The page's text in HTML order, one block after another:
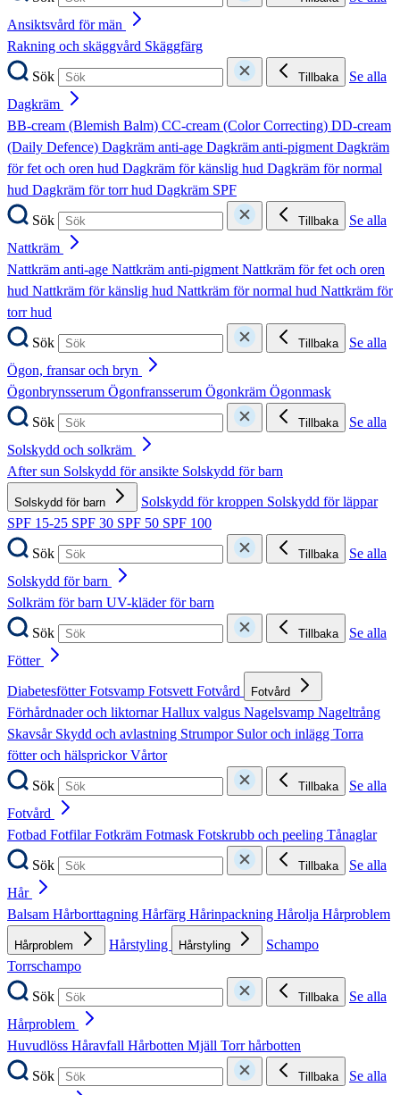
Ansiktsvård för män
Rakning och skäggvård Skäggfärg
Sök
Tillbaka
Se alla
Dagkräm
BB-cream (Blemish Balm) CC-cream (Color Correcting) DD-cream
(Daily Defence) Dagkräm anti-age Dagkräm anti-pigmentDagkräm
för fet och oren hud Dagkräm för känslig hud Dagkräm för normal
hud Dagkräm för torr hud Dagkräm SPF
Sök
Tillbaka
Se alla
Nattkräm
Nattkräm anti-age Nattkräm anti-pigmentNattkräm för fet och oren
hud Nattkräm för känslig hud Nattkräm för normal hud Nattkräm för
torr hud
Sök
Tillbaka
Se alla
Ögon, fransar och bryn
Ögonbrynsserum Ögonfransserum Ögonkräm Ögonmask
Sök
Tillbaka
Se alla
Solskydd och solkräm
After sun Solskydd för ansikte Solskydd för barn
Solskydd för barn Solskydd för kroppen Solskydd för läppar
SPF 15-25 SPF 30 SPF 50 SPF 100
Sök
Tillbaka
Se alla
Solskydd för barn
Solkräm för barn UV-kläder för barn
Sök
Tillbaka
Se alla
Fötter
DiabetesfötterFotsvamp FotsvettFotvård Fotvård
Förhårdnader och liktornarHallux valgus Nagelsvamp Nageltrång
Skavsår Skydd och avlastning Strumpor Sulor och inlägg Torra
fötter och hälsprickorVårtor
Sök
Tillbaka
Se alla
Fotvård
Fotbad FotfilarFotkräm Fotmask Fotskrubb och peeling Tånaglar
Sök
Tillbaka
Se alla
Hår
Balsam Hårborttagning Hårfärg Hårinpackning Hårolja Hårproblem
Hårproblem Hårstyling Hårstyling
Schampo
Torrschampo
Sök
Tillbaka
Se alla
Hårproblem
Huvudlöss Håravfall Hårbotten Mjäll Torr hårbotten
Sök
Tillbaka
Se alla